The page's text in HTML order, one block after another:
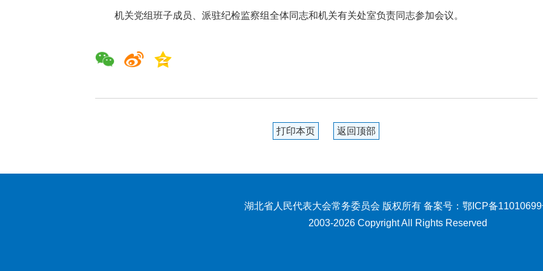
机关党组班子成员、派驻纪检监察组全体同志和机关有关处室负责同志参加会议。
打印本页 返回顶部
湖北省人民代表大会常务委员会 版权所有 备案号： 鄂ICP备
2003-2026 Copyright All Rights Reserved